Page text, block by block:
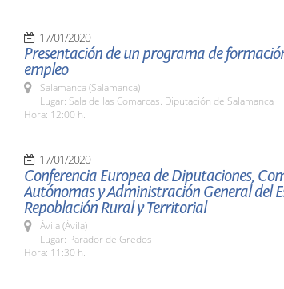
17/01/2020
Presentación de un programa de
empleo
Salamanca (Salamanca)
Lugar: Sala de las Comarcas. Diputación de Salamanca
Hora: 12:00 h.
17/01/2020
Conferencia Europea de Diputaciones,
Autónomas y Administración General del
Repoblación Rural y Territorial
Ávila (Ávila)
Lugar: Parador de Gredos
Hora: 11:30 h.